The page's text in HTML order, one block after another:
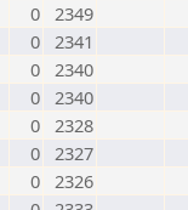
0 2349
0 2341
0 2340
0 2340
0 2328
0 2327
0 2326